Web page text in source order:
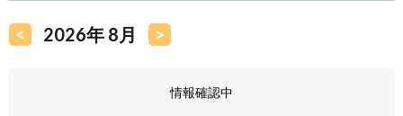
< 2026年 8月 >
情報確認中